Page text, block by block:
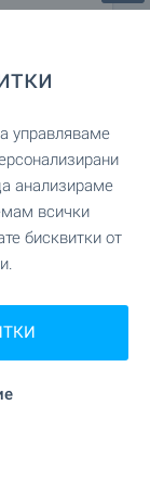
две
и
част
управляваме
анализираме
всички
бисквитки от